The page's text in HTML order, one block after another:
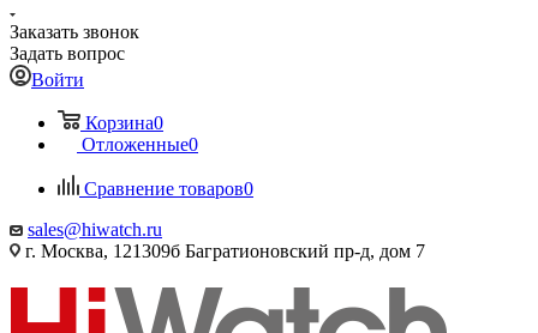
Заказать звонок
Задать вопрос
Войти
Корзина0
Отложенные0
Сравнение товаров0
sales@hiwatch.ru
г. Москва, 121309б Багратионовский пр-д, дом 7